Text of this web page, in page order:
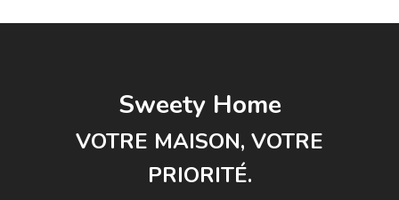
Sweety Home
VOTRE MAISON, VOTRE
PRIORITÉ.